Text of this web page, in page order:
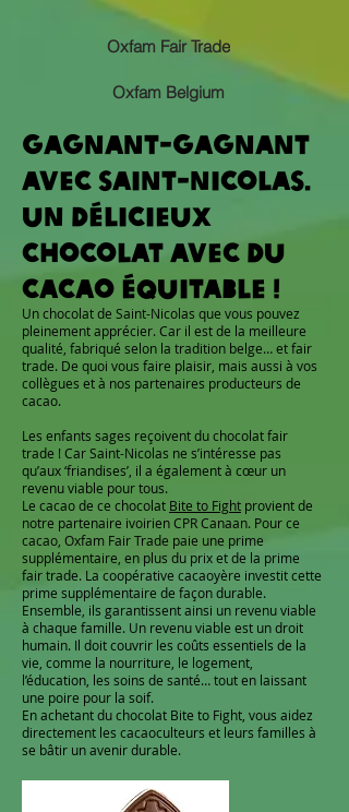
Oxfam Fair Trade
Oxfam Belgium
Gagnant-gagnant
avec Saint-Nicolas.
Un délicieux
chocolat avec du
cacao équitable !
Un chocolat de Saint-Nicolas que vous pouvez
pleinement apprécier. Car il est de la meilleure
qualité, fabriqué selon la tradition belge… et fair
trade. De quoi vous faire plaisir, mais aussi à vos
collègues et à nos partenaires producteurs de
cacao.
Les enfants sages reçoivent du chocolat fair
trade ! Car Saint-Nicolas ne s’intéresse pas
qu’aux ‘friandises’, il a également à cœur un
revenu viable pour tous.
Le cacao de ce chocolat Bite to Fight provient de
notre partenaire ivoirien CPR Canaan. Pour ce
cacao, Oxfam Fair Trade paie une prime
supplémentaire, en plus du prix et de la prime
fair trade. La coopérative cacaoyère investit cette
prime supplémentaire de façon durable.
Ensemble, ils garantissent ainsi un revenu viable
à chaque famille. Un revenu viable est un droit
humain. Il doit couvrir les coûts essentiels de la
vie, comme la nourriture, le logement,
l’éducation, les soins de santé… tout en laissant
une poire pour la soif.
En achetant du chocolat Bite to Fight, vous aidez
directement les cacaoculteurs et leurs familles à
se bâtir un avenir durable.